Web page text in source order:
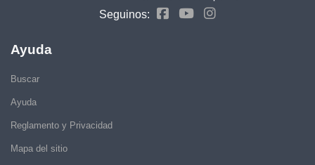
Seguinos:
Ayuda
Buscar
Ayuda
Reglamento y Privacidad
Mapa del sitio